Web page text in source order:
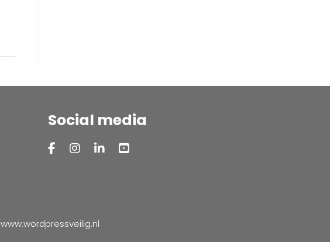
Social media
www.wordpressveilig.nl